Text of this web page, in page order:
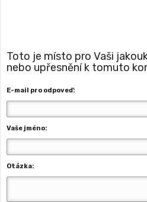
Toto je místo pro Vaši
nebo upřesnění k tomuto
E-mail pro odpoveď:
Vaše jméno:
Otázka: